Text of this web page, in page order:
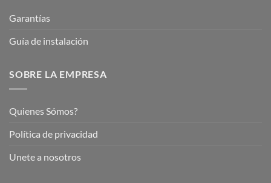
Garantías
Guía de instalación
SOBRE LA EMPRESA
Quienes Sómos?
Política de privacidad
Unete a nosotros